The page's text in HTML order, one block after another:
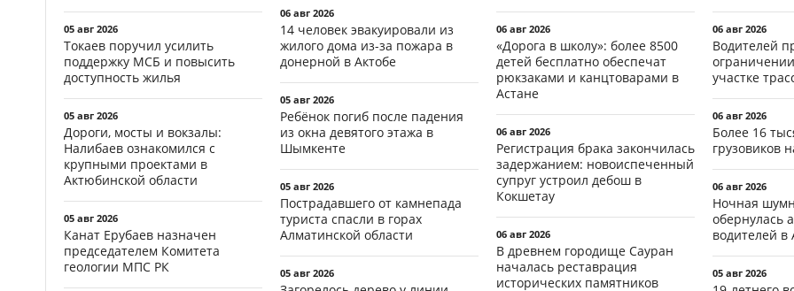
05 авг 2026
Токаев поручил усилить
поддержку МСБ и повысить
доступность жилья
05 авг 2026
Дороги, мосты и вокзалы:
Налибаев ознакомился с
крупными проектами в
Актюбинской области
05 авг 2026
Канат Ерубаев назначен
председателем Комитета
геологии МПС РК
06 авг 2026
14 человек эвакуировали из
жилого дома из-за пожара в
донерной в Актобе
05 авг 2026
Ребёнок погиб после падения
из окна девятого этажа в
Шымкенте
05 авг 2026
Пострадавшего от камнепада
туриста спасли в горах
Алматинской области
05 авг 2026
06 авг 2026
«Дорога в школу»: более 8500
детей бесплатно обеспечат
рюкзаками и канцтоварами в
Астане
06 авг 2026
Регистрация брака закончилась
задержанием: новоиспеченный
супруг устроил дебош в
Кокшетау
06 авг 2026
В древнем городище Сауран
началась реставрация
исторических памятников
06 авг 2026
Водителей
участке
06 авг 2026
Более 16
грузовиков
06 авг 2026
Ночная
обернулась
водителей в
05 авг 2026